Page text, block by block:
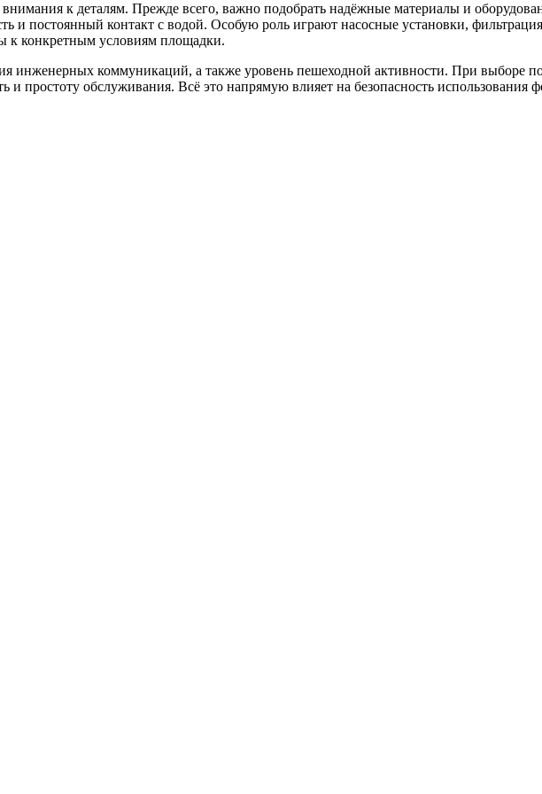
к деталям. Прежде всего, важно подобрать надёжные материалы и
и постоянный контакт с водой. Особую роль играют насосные установки,
к конкретным условиям площадки.
инженерных коммуникаций, а также уровень пешеходной активности. При выборе
и простоту обслуживания. Всё это напрямую влияет на безопасность использования